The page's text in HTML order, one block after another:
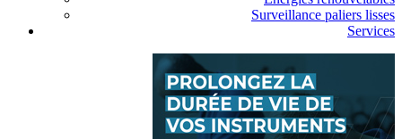
Surveillance paliers lisses
Services